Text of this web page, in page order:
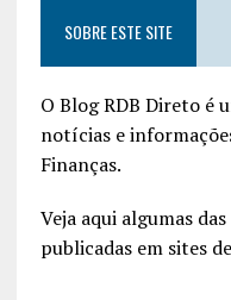
SOBRE ESTE SITE
O Blog RDB Direto é
notícias e
Finanças.
Veja aqui algumas
publicadas em sites